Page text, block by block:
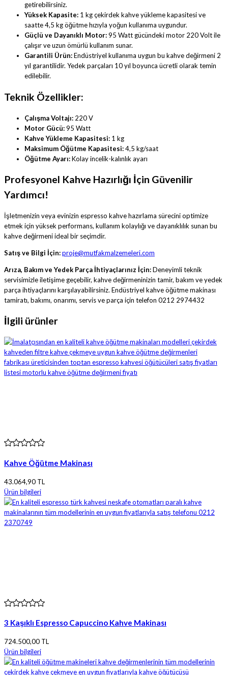
getirebilirsiniz.
Yüksek Kapasite: 1 kg çekirdek kahve yükleme kapasitesi ve
saatte 4,5 kg öğütme hızıyla yoğun kullanıma uygundur.
Güçlü ve Dayanıklı Motor:95 Watt gücündeki motor 220 Volt ile
çalışır ve uzun ömürlü kullanım sunar.
Garantili Ürün:Endüstriyel kullanıma uygun bu kahve değirmeni 2
yıl garantilidir. Yedek parçaları 10 yıl boyunca ücretli olarak temin
edilebilir.
Teknik Özellikler:
Çalışma Voltajı: 220 V
Motor Gücü:95 Watt
Kahve Yükleme Kapasitesi: 1 kg
Maksimum Öğütme Kapasitesi:4,5 kg/saat
Öğütme Ayarı:Kolay incelik-kalınlık ayarı
Profesyonel Kahve Hazırlığı İçin Güvenilir
Yardımcı!
İşletmenizin veya evinizin espresso kahve hazırlama sürecini optimize
etmek için yüksek performans, kullanım kolaylığı ve dayanıklılık sunan bu
kahve değirmeni ideal bir seçimdir.
Satış ve Bilgi İçin:proje@mutfakmalzemeleri.com
Arıza, Bakım ve Yedek Parça İhtiyaçlarınız İçin:Deneyimli teknik
servisimizle iletişime geçebilir, kahve değirmeninizin tamir, bakım ve yedek
parça ihtiyaçlarını karşılayabilirsiniz. Endüstriyel kahve öğütme makinası
tamiratı, bakımı, onarımı, servis ve parça için telefon 0212 2974432
İlgili ürünler
Kahve Öğütme Makinası
43.064,90 TL
Ürün bilgileri
3 Kaşıklı Espresso Capuccino Kahve Makinası
724.500,00 TL
Ürün bilgileri